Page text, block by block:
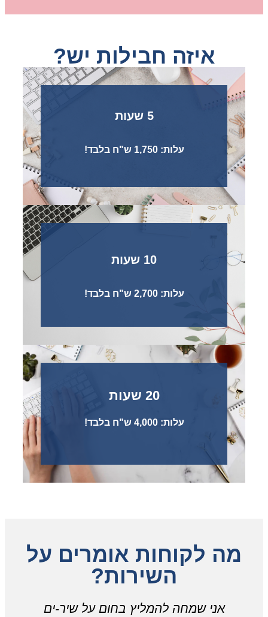
איזה חבילות יש?
5 שעות
עלות: 1,750 ש"ח בלבד!
10 שעות
עלות: 2,700 ש"ח בלבד!
20 שעות
עלות: 4,000 ש"ח בלבד!
מה לקוחות אומרים על
השירות?
אני שמחה להמליץ בחום על שיר-ים